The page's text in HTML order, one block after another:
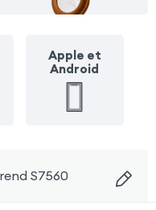
Apple et
Android
S7560